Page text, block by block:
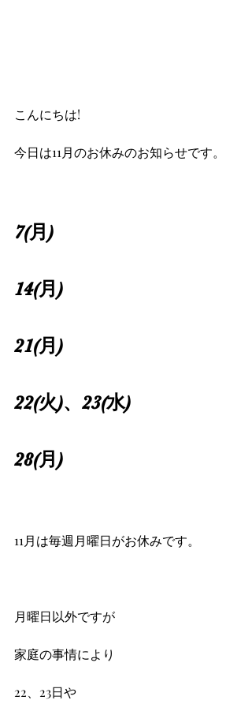
こんにちは!
今日は11月のお休みのお知らせです。
7(月)
14(月)
21(月)
22(火)、23(水)
28(月)
11月は毎週月曜日がお休みです。
月曜日以外ですが
家庭の事情により
22、23日や